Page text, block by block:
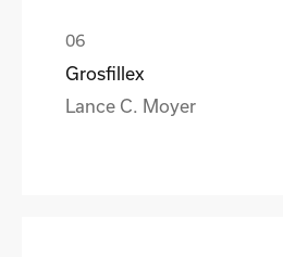
Grosfillex
Lance C. Moyer